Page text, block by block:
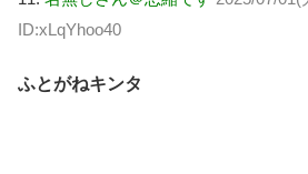
ID:xLqYhoo40
ふとがねキンタ